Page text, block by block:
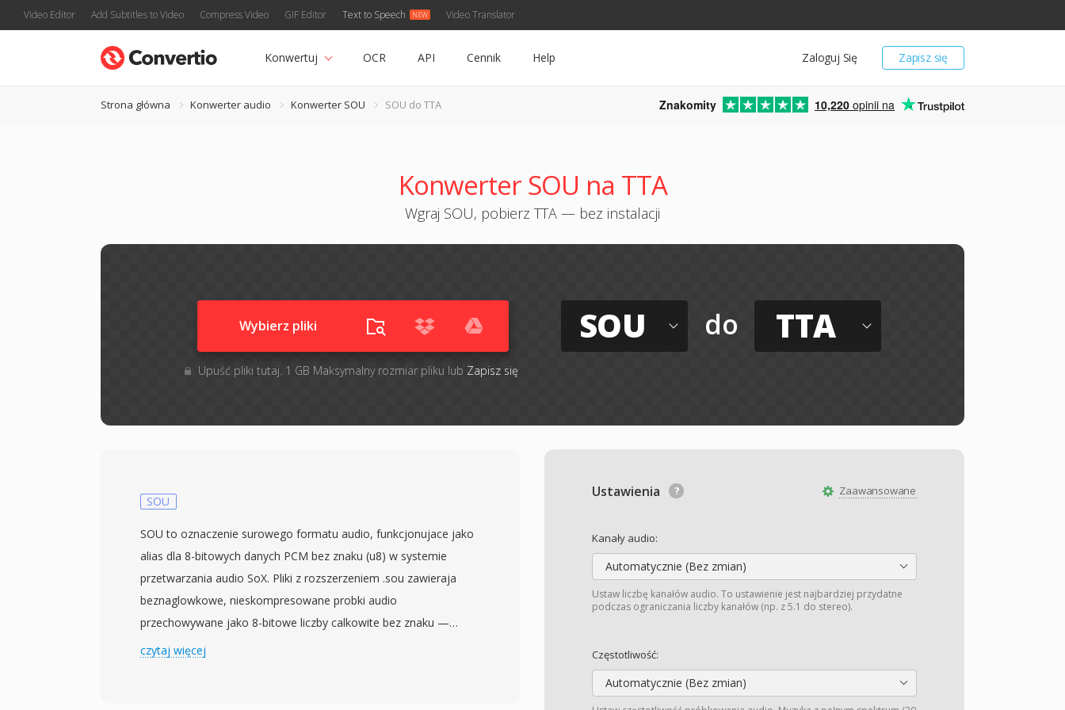
Video Editor Add Subtitles to Video Compress Video GIF Editor Text to Speech Video Translator
Zapisz się
Zaloguj Się
Konwertuj OCR API Cennik Help
Strona główna Konwerter audio Konwerter SOU SOU do TTA Znakomity 10,220 opinii na
Konwerter SOU na TTA
Wgraj SOU, pobierz TTA — bez instalacji
Wybierz pliki
Upuść pliki tutaj. 1 GB Maksymalny rozmiar pliku lub Zapisz się
SOU do TTA
Zaawansowane
Ustawienia
Kanały audio:
Automatycznie (Bez zmian)
Ustaw liczbę kanałów audio. To ustawienie jest najbardziej przydatne
podczas ograniczania liczby kanałów (np. z 5.1 do stereo).
Częstotliwość:
Automatycznie (Bez zmian)
SOU
SOU to oznaczenie surowego formatu audio, funkcjonujace jako
alias dla 8-bitowych danych PCM bez znaku (u8) w systemie
przetwarzania audio SoX. Pliki z rozszerzeniem .sou zawieraja
beznaglowkowe, nieskompresowane probki audio
przechowywane jako 8-bitowe liczby calkowite bez znaku —
kazdy bajt reprezentuje pojedyncza wartosc amplitudy od 0 do
czytaj więcej